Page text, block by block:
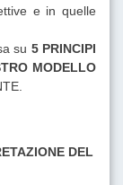
e in quelle
su 5 PRINCIPI
MODELLO
DEL